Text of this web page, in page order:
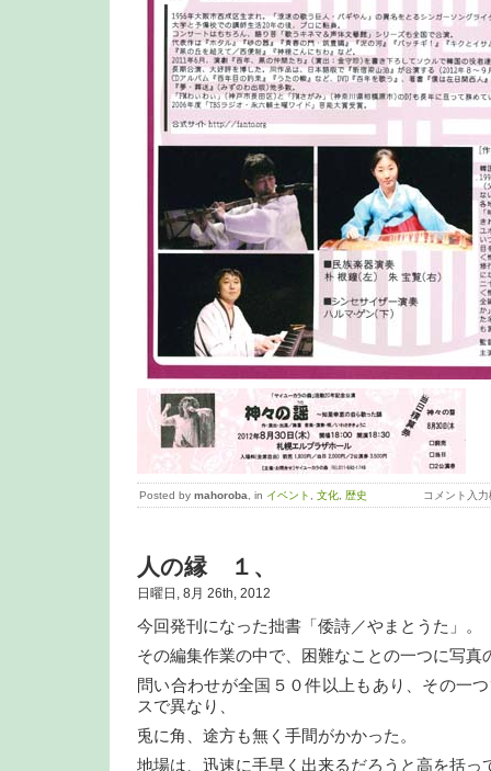
Posted by mahoroba , in イベント 文化 歴史 コメント入力
人の縁 １、
日曜日, 8月 26th, 2012
今回発刊になった拙書「倭詩／やまとうた」。
その編集作業の中で、困難なことの一つに写真
問い合わせが全国５０件以上もあり、その一
スで異なり、
兎に角、途方も無く手間がかかった。
地場は、迅速に手早く出来るだろうと高を括っ